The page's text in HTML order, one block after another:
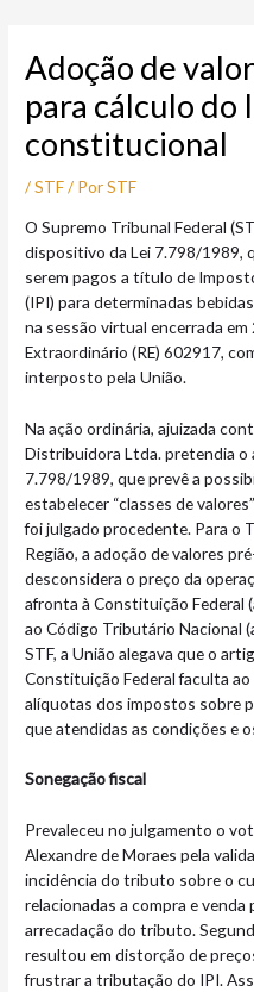
conteúdo
Adoção de
para cálculo do
constitucional
/STF/ PorSTF
O Supremo Tribunal Federal
dispositivo da Lei 7.798/1989,
serem pagos a título de
(IPI) para determinadas
na sessão virtual encerrada
Extraordinário (RE) 602917,
interposto pela União.
Na ação ordinária, ajuizada
Distribuidora Ltda. pretendia o
7.798/1989, que prevê a
estabelecer “classes de
foi julgado procedente. Para o
Região, a adoção de valores
desconsidera o preço da
afronta à Constituição Federal
ao Código Tributário Nacional
STF, a União alegava que o
Constituição Federal faculta
alíquotas dos impostos sobre
que atendidas as condições e
Sonegação fiscal
Prevaleceu no julgamento o
Alexandre de Moraes pela
incidência do tributo sobre o
relacionadas a compra e
arrecadação do tributo.
resultou em distorção de
frustrar a tributação do IPI.